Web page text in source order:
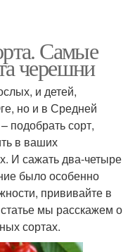
Самые
черешни
и детей,
но и в Средней
подобрать сорт,
в ваших
И сажать два-четыре
было особенно
прививайте в
мы расскажем о
сортах.